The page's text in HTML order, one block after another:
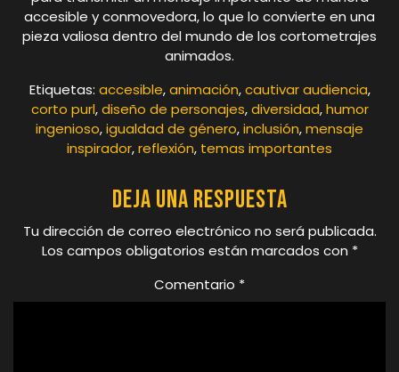
accesible y conmovedora, lo que lo convierte en una
pieza valiosa dentro del mundo de los cortometrajes
animados.
Etiquetas: accesible,animación,cautivar audiencia,
corto purl,diseño de personajes,diversidad,humor
ingenioso,igualdad de género,inclusión,mensaje
inspirador,reflexión, temas importantes
Deja una respuesta
Tu dirección de correo electrónico no será publicada.
Los campos obligatorios están marcados con *
Comentario *